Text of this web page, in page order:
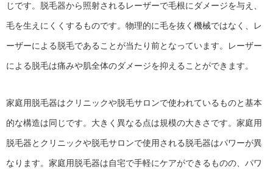
じです。脱毛器から照射されるレーザーで毛根にダメージを与え、
毛を生えにくくするものです。物理的に毛を抜く機械ではなく、レ
ーザーによる脱毛であることが当たり前となっています。レーザー
による脱毛は痛みや肌全体のダメージを抑えることができます。
家庭用脱毛器はクリニックや脱毛サロンで使われているものと基本
的な構造は同じです。大きく異なる点は規模の大きさです。家庭用
脱毛器とクリニックや脱毛サロンで使用される脱毛器はパワーが異
なります。家庭用脱毛器は自宅で手軽にケアができるものの、パワ